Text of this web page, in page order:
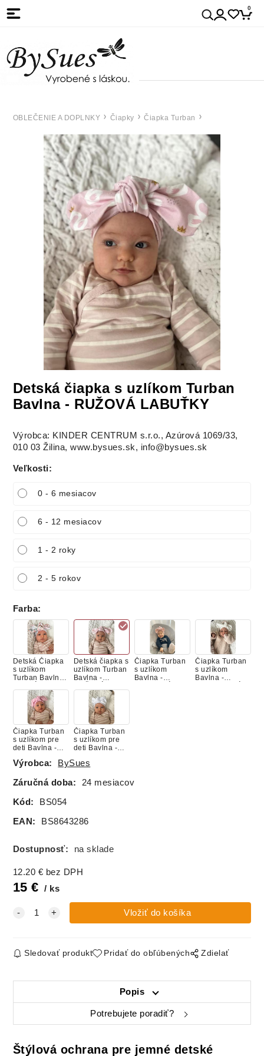
0
OBLEČENIE A DOPLNKY Čiapky Čiapka Turban
Detská čiapka s uzlíkom Turban
Bavlna - RUŽOVÁ LABUŤKY
Výrobca: KINDER CENTRUM s.r.o., Azúrová 1069/33,
010 03 Žilina, www.bysues.sk, info@bysues.sk
Veľkosti:
0 - 6 mesiacov
6 - 12 mesiacov
1 - 2 roky
2 - 5 rokov
Farba:
Detská Čiapka
s uzlíkom
Turban Bavlna -
ZÁHRADA
Detská čiapka s
uzlíkom Turban
Bavlna -
LABUŤKY
Čiapka Turban
s uzlíkom
Bavlna -
Čiapka Turban
s uzlíkom
Bavlna -
Čiapka Turban
s uzlíkom pre
deti Bavlna -
Čiapka Turban
s uzlíkom pre
deti Bavlna -
Výrobca: BySues
Záručná doba: 24 mesiacov
Kód: BS054
EAN: BS8643286
Dostupnosť: na sklade
12.20 € bez DPH
15 € ks
Sledovať produkt Pridať do obľúbených Zdielať
Popis
Potrebujete poradiť?
Štýlová ochrana pre jemné detské